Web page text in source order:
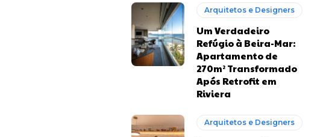
Arquitetos e Designers
Um Verdadeiro
Refúgio à Beira-Mar:
Apartamento de
270m² Transformado
Após Retrofit em
Riviera
Arquitetos e Designers